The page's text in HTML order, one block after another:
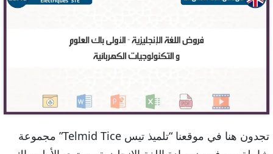
تجدون هنا في موقعنا “تلميذ تيس Telmid Tice” مجموعة